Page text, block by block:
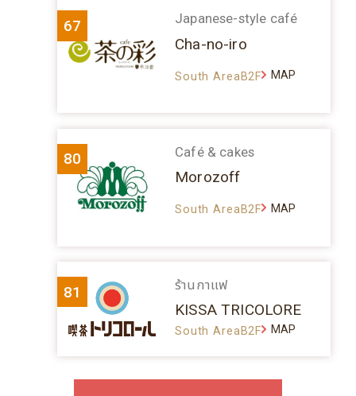
67 Japanese-style café
Cha-no-iro
South AreaB2F MAP
80 Café & cakes
Morozoff
South AreaB2F MAP
81 ร้านกาแฟ
KISSA TRICOLORE
South AreaB2F MAP